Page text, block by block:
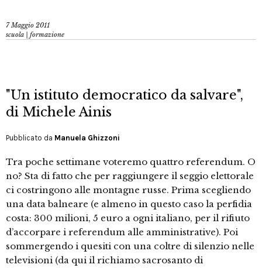
7 Maggio 2011
scuola | formazione
"Un istituto democratico da salvare",
di Michele Ainis
Pubblicato da Manuela Ghizzoni
Tra poche settimane voteremo quattro referendum. O
no? Sta di fatto che per raggiungere il seggio elettorale
ci costringono alle montagne russe. Prima scegliendo
una data balneare (e almeno in questo caso la perfidia
costa: 300 milioni, 5 euro a ogni italiano, per il rifiuto
d’accorpare i referendum alle amministrative). Poi
sommergendo i quesiti con una coltre di silenzio nelle
televisioni (da qui il richiamo sacrosanto di